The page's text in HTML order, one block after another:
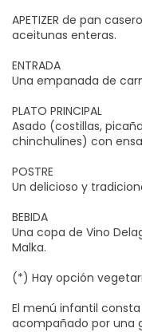
APETIZER de pan
aceitunas enteras.
ENTRADA
Una empanada de
PLATO PRINCIPAL
Asado (costillas,
chinchulines) con
POSTRE
Un delicioso y
BEBIDA
Una copa de Vino
Malka.
(*) Hay opción
El menú infantil
acompañado por una